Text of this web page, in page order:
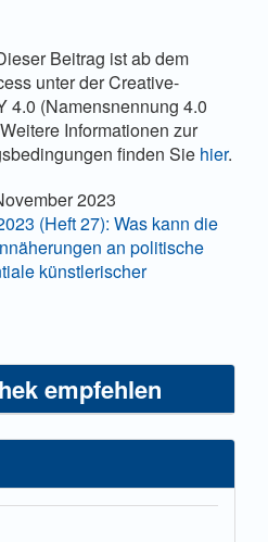
Beitrag ist ab dem
unter der Creative-
4.0 (Namensnennung 4.0
Informationen zur
finden Sie hier.
2023
(Heft 27): Was kann die
an politische
künstlerischer
empfehlen